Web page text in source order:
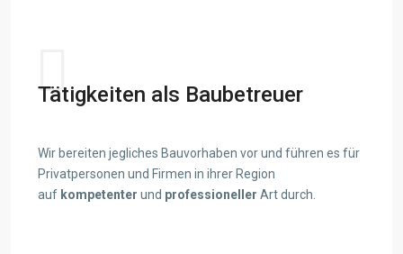
Tätigkeiten als Baubetreuer
Wir bereiten jegliches Bauvorhaben vor und führen es für
Privatpersonen und Firmen in ihrer Region
auf kompetenter und professioneller Art durch.